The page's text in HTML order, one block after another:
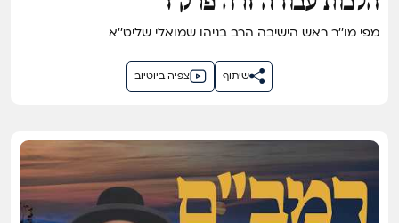
מפי מו''ר ראש הישיבה הרב בניהו שמואלי שליט''א
צפיה ביוטיוב שיתוף